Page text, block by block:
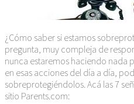
¿Cómo saber si estamos
pregunta, muy compleja de
nunca estaremos haciendo nada
en esas acciones del día a día,
sobreprotegiéndolos. Acá las 7
sitio Parents.com: